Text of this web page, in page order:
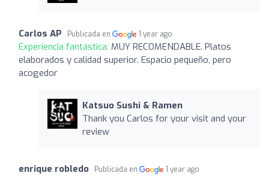
Carlos AP Publicada en 1 year ago
Experiencia fantástica: MUY RECOMENDABLE. Platos
elaborados y calidad superior. Espacio pequeño, pero
acogedor
Katsuo Sushi & Ramen
Thank you Carlos for your visit and your
review
enrique robledo Publicada en 1 year ago